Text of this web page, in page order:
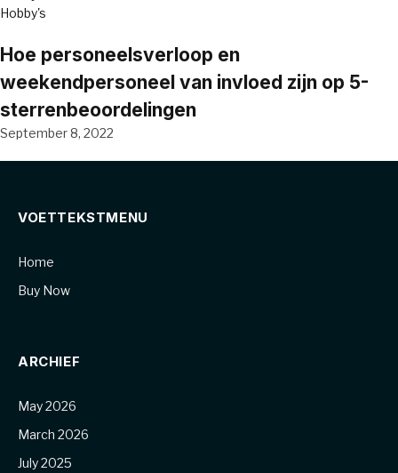
Hobby's
Hoe personeelsverloop en
weekendpersoneel van invloed zijn op 5-
sterrenbeoordelingen
September 8, 2022
VOETTEKSTMENU
Home
Buy Now
ARCHIEF
May 2026
March 2026
July 2025